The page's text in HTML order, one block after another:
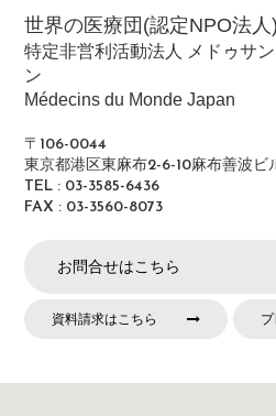
世界の医療団(認定NPO法人)
特定非営利活動法人 メドゥサ
ン
Médecins du Monde Japan
〒106-0044
東京都港区東麻布2-6-10麻布善波ビ
TEL : 03-3585-6436
FAX : 03-3560-8073
お問合せはこちら
資料請求はこちら